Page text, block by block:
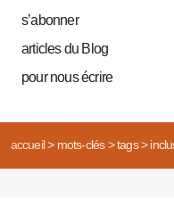
s’abonner
articles du Blog
pour nous écrire
accueil> mots-clés> tags>